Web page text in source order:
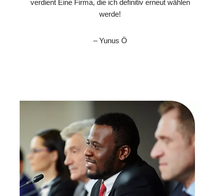
verdient Eine Firma, die ich definitiv erneut wählen
werde!
– Yunus Ö